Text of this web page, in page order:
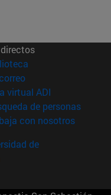
(abre en nueva
(abre en nueva
virtual ADI (abre en
de personas(abre
con nosotros(abre en
de